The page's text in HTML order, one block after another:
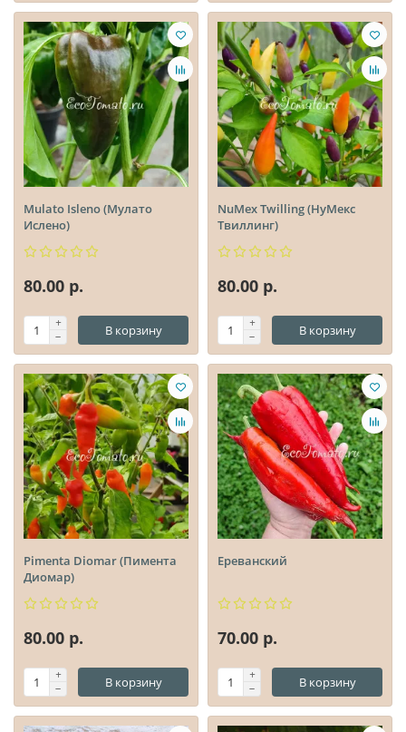
Mulato Isleno (Мулато
Ислено)
80.00 р.
В корзину
NuMex Twilling (НуМекс
Твиллинг)
80.00 р.
В корзину
Pimenta Diomar (Пимента
Диомар)
80.00 р.
В корзину
Ереванский
70.00 р.
В корзину